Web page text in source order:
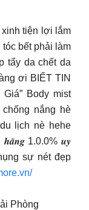
tiện lợi lắm
bết phải làm
tẩy da chết da
ơi BIẾT TIN
Body mist
nắng hè
lịch nè hehe
𝒉𝒂̃𝒏𝒈 1.0.0% 𝒖𝒚
sự nét đẹp
Phòng